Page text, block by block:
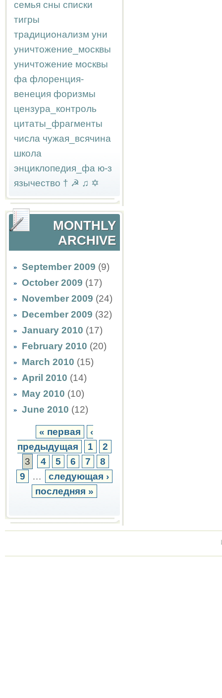
семья сны списки
тигры
традиционализм уни
уничтожение_москвы
уничтожение москвы
фа флоренция-
венеция форизмы
цензура_контроль
цитаты_фрагменты
числа чужая_всячина
школа
энциклопедия_фа ю-з
язычество † ☭ ♫ ✡
MONTHLY
ARCHIVE
September 2009 (9)
October 2009 (17)
November 2009 (24)
December 2009 (32)
January 2010 (17)
February 2010 (20)
March 2010 (15)
April 2010 (14)
May 2010 (10)
June 2010 (12)
« первая
‹
предыдущая
1
2
3
4 5 6 7
8
9
…
следующая ›
последняя »